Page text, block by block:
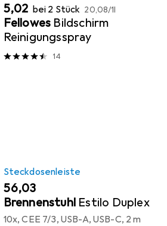
EUR
5,02 bei 2 Stück EUR
20,08/1l
Fellowes Bildschirm
Reinigungsspray
14
Steckdosenleiste
EUR
56,03
Brennenstuhl Estilo Duplex
10x, CEE 7/3, USB-A, USB-C, 2 m